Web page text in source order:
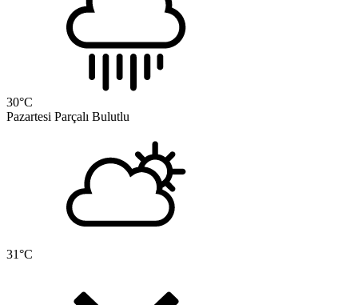
30°C
Pazartesi Parçalı Bulutlu
31°C